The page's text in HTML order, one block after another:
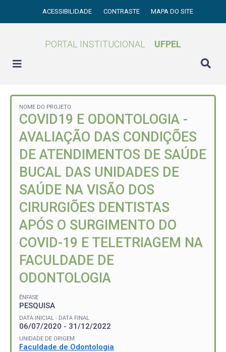
ACESSIBILIDADE CONTRASTE MAPA DO SITE
PORTAL INSTITUCIONAL UFPEL
NOME DO PROJETO
COVID19 E ODONTOLOGIA -
AVALIAÇÃO DAS CONDIÇÕES
DE ATENDIMENTOS DE SAÚDE
BUCAL DAS UNIDADES DE
SAÚDE NA VISÃO DOS
CIRURGIÕES DENTISTAS
APÓS O SURGIMENTO DO
COVID-19 E TELETRIAGEM NA
FACULDADE DE
ODONTOLOGIA
ÊNFASE
PESQUISA
DATA INICIAL - DATA FINAL
06/07/2020 - 31/12/2022
UNIDADE DE ORIGEM
Faculdade de Odontologia